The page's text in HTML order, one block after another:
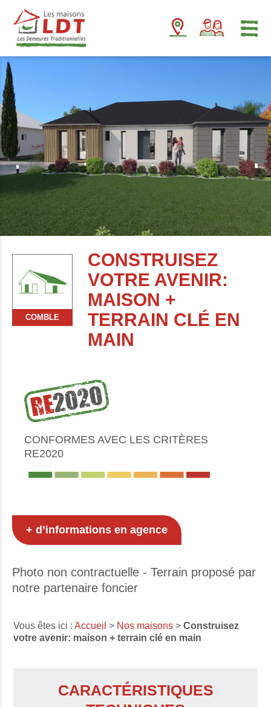
COMBLE
CONSTRUISEZ
VOTRE AVENIR:
MAISON +
TERRAIN CLÉ EN
MAIN
CONFORMES AVEC LES CRITÈRES
RE2020
+ d’informations en agence
Photo non contractuelle - Terrain proposé par
notre partenaire foncier
Vous êtes ici :Accueil > Nos maisons >Construisez
votre avenir: maison + terrain clé en main
CARACTÉRISTIQUES